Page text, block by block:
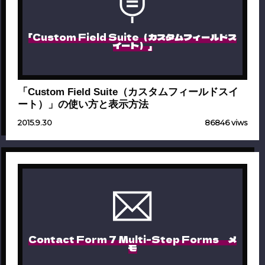
「Custom Field Suite（カスタムフィールドス
イート）」
「Custom Field Suite（カスタムフィールドスイ
ート）」の使い方と表示方法
2015.9.30 86846 viws
Contact Form 7 Multi-Step Forms メ
モ